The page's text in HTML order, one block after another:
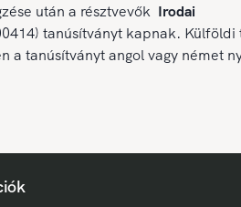
után a résztvevők Irodai
tanúsítványt kapnak. Külföldi
a tanúsítványt angol vagy német